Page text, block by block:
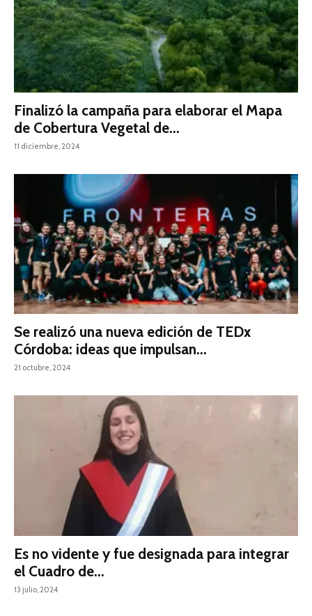
Finalizó la campaña para elaborar el Mapa
de Cobertura Vegetal de...
11 diciembre, 2024
Se realizó una nueva edición de TEDx
Córdoba: ideas que impulsan...
21 octubre, 2024
Es no vidente y fue designada para integrar
el Cuadro de...
13 julio, 2024